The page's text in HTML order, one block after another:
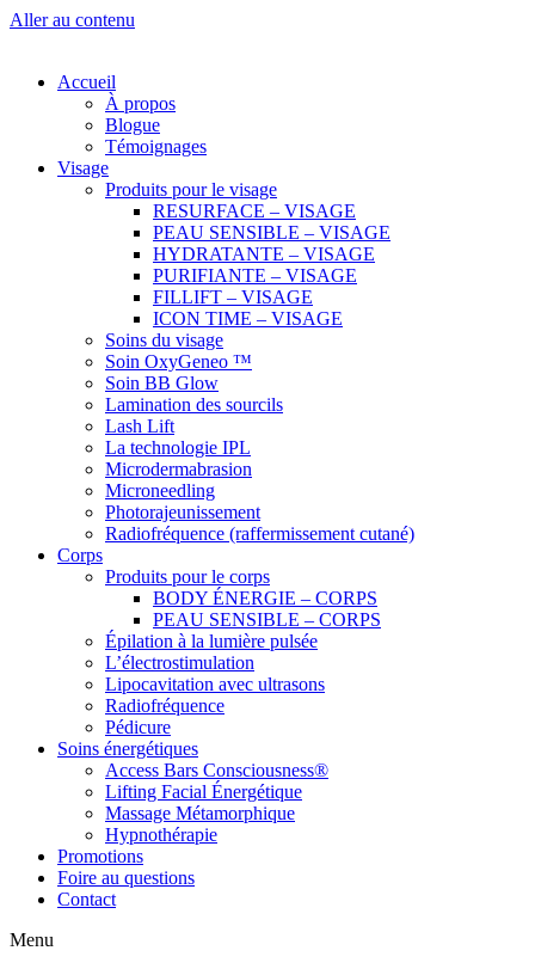
Aller au contenu
Accueil
À propos
Blogue
Témoignages
Visage
Produits pour le visage
RESURFACE – VISAGE
PEAU SENSIBLE – VISAGE
HYDRATANTE – VISAGE
PURIFIANTE – VISAGE
FILLIFT – VISAGE
ICON TIME – VISAGE
Soins du visage
Soin OxyGeneo ™
Soin BB Glow
Lamination des sourcils
Lash Lift
La technologie IPL
Microdermabrasion
Microneedling
Photorajeunissement
Radiofréquence (raffermissement cutané)
Corps
Produits pour le corps
BODY ÉNERGIE – CORPS
PEAU SENSIBLE – CORPS
Épilation à la lumière pulsée
L’électrostimulation
Lipocavitation avec ultrasons
Radiofréquence
Pédicure
Soins énergétiques
Access Bars Consciousness®
Lifting Facial Énergétique
Massage Métamorphique
Hypnothérapie
Promotions
Foire au questions
Contact
Menu